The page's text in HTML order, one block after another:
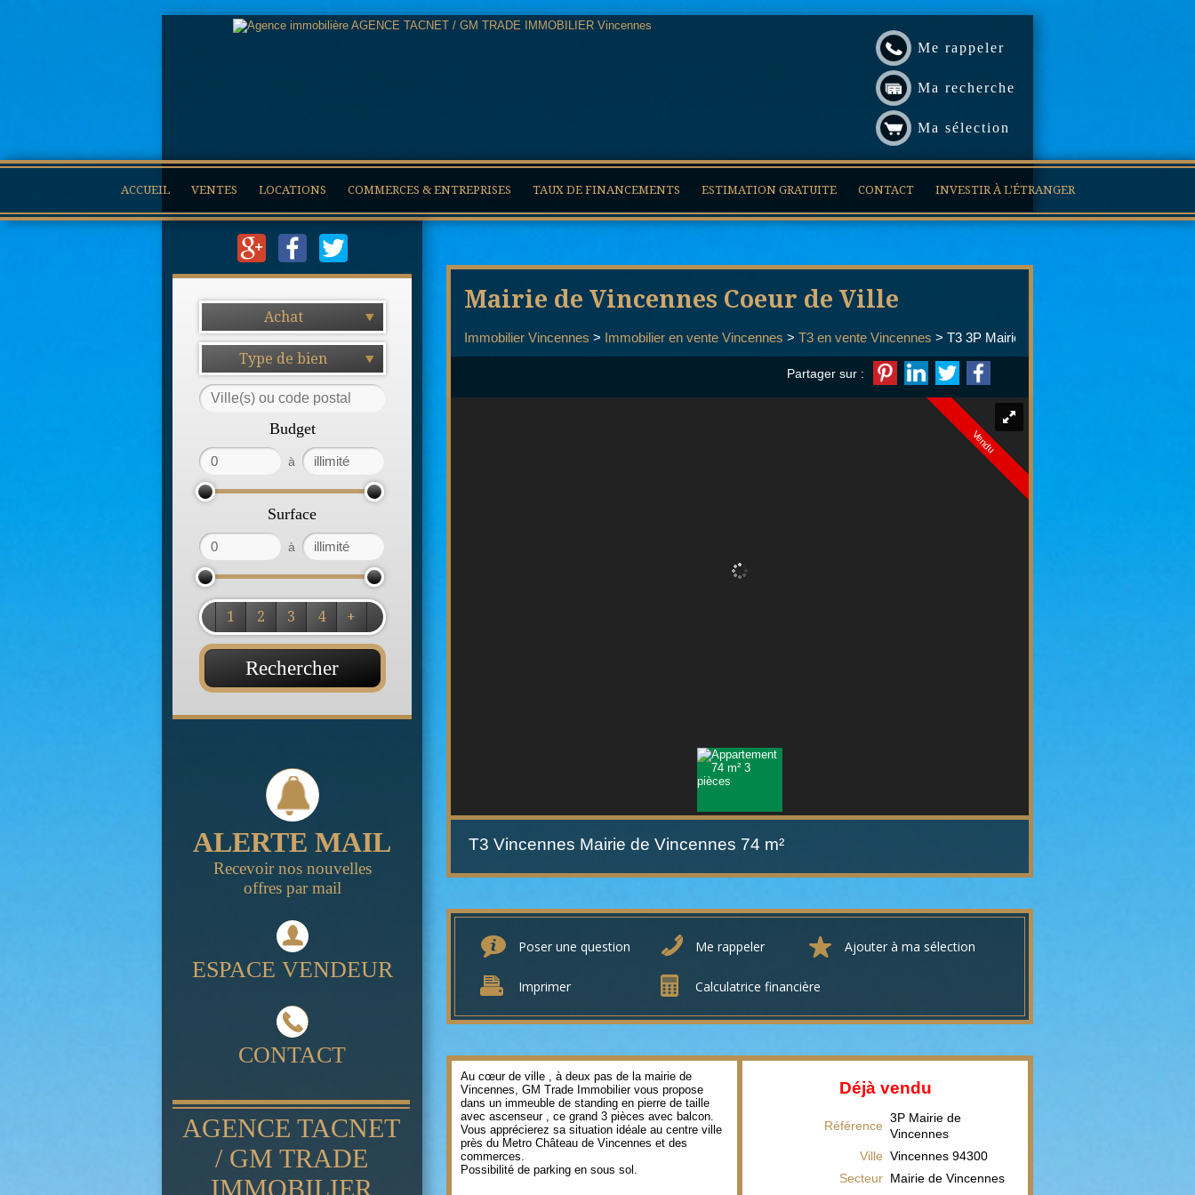
Me rappeler
Ma recherche
Ma sélection
ACCUEIL VENTES LOCATIONS COMMERCES & ENTREPRISES TAUX DE FINANCEMENTS ESTIMATION GRATUITE CONTACT INVESTIR À L'ÉTRANGER
Achat
Type de bien
Budget
à
Surface
à
1 2 3 4 +
ALERTE MAIL
Recevoir nos nouvelles
offres par mail
ESPACE VENDEUR
CONTACT
AGENCE TACNET
/ GM TRADE
IMMOBILIER
Mairie de Vincennes Coeur de Ville
Immobilier Vincennes > Immobilier en vente Vincennes > T3 en vente Vincennes > T3 3P Mairie de Vincennes
Partager sur :
Vendu
T3 Vincennes Mairie de Vincennes 74 m²
Poser une question Me rappeler Ajouter à ma sélection
Imprimer Calculatrice financière
Au cœur de ville , à deux pas de la mairie de
Vincennes, GM Trade Immobilier vous propose
dans un immeuble de standing en pierre de taille
avec ascenseur , ce grand 3 pièces avec balcon.
Vous apprécierez sa situation idéale au centre ville
près du Metro Château de Vincennes et des
commerces.
Possibilité de parking en sous sol.
Déjà vendu
Référence
3P Mairie de
Vincennes
Ville Vincennes 94300
Secteur Mairie de Vincennes